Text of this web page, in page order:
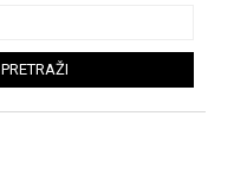
PRETRAŽI